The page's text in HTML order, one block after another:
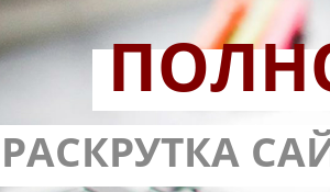
С
РАСКРУТКА